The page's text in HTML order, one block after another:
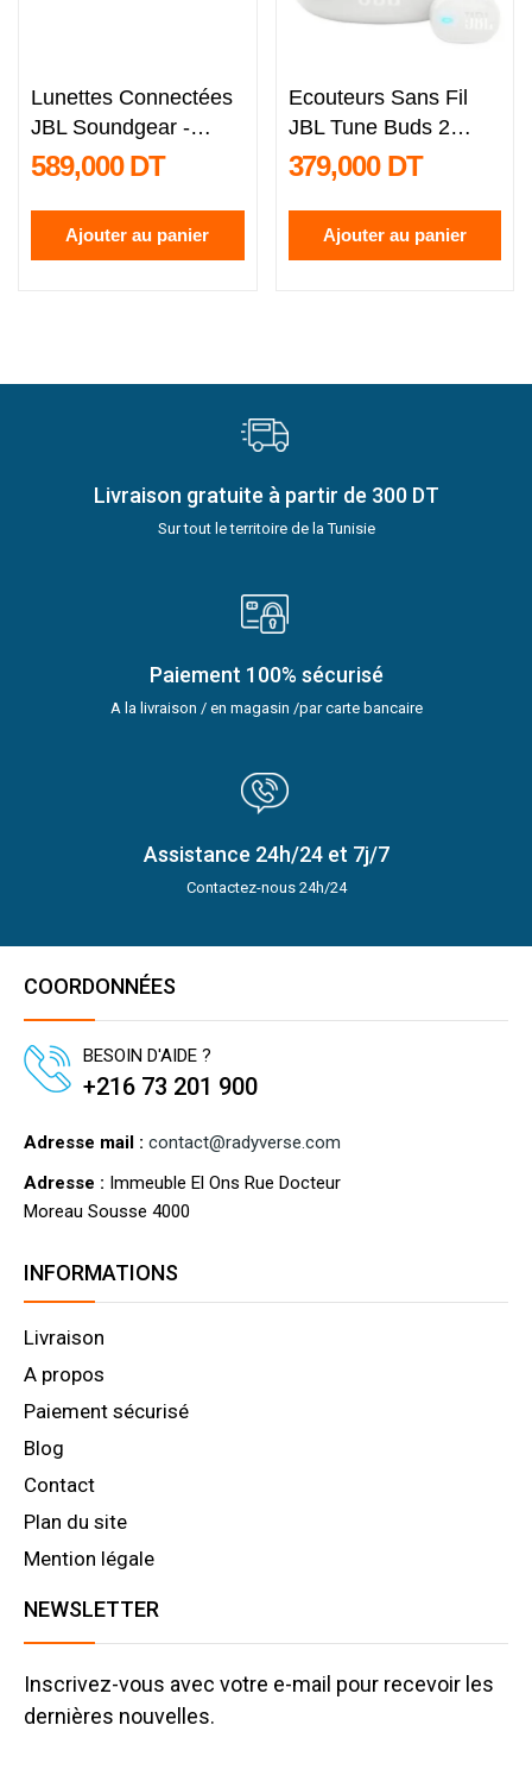
Lunettes Connectées
JBL Soundgear -
Cadres Carrés
589,000 DT
Ajouter au panier
Ecouteurs Sans Fil
JBL Tune Buds 2
Blanc
379,000 DT
Ajouter au panier
Livraison gratuite à partir de 300 DT
Sur tout le territoire de la Tunisie
Paiement 100% sécurisé
A la livraison / en magasin /par carte bancaire
Assistance 24h/24 et 7j/7
Contactez-nous 24h/24
COORDONNÉES
BESOIN D'AIDE ?
+216 73 201 900
Adresse mail : contact@radyverse.com
Adresse : Immeuble El Ons Rue Docteur
Moreau Sousse 4000
INFORMATIONS
Livraison
A propos
Paiement sécurisé
Blog
Contact
Plan du site
Mention légale
NEWSLETTER
Inscrivez-vous avec votre e-mail pour recevoir les
dernières nouvelles.